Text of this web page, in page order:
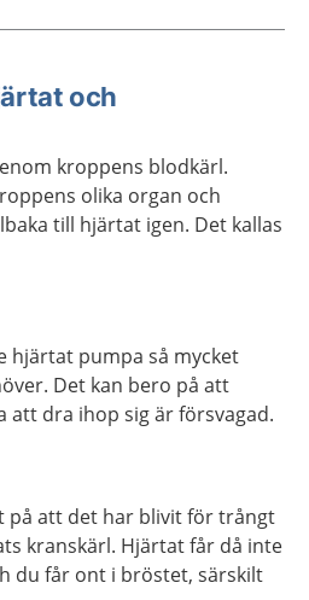
och
kroppens blodkärl.
olika organ och
till hjärtat igen. Det kallas
hjärtat pumpa så mycket
Det kan bero på att
att dra ihop sig är försvagad.
på att det har blivit för trångt
kranskärl. Hjärtat får då inte
du får ont i bröstet, särskilt